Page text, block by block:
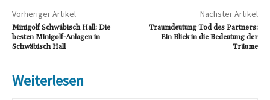
Vorheriger Artikel
Minigolf Schwäbisch Hall: Die
besten Minigolf-Anlagen in
Schwäbisch Hall
Nächster Artikel
Traumdeutung Tod des Partners:
Ein Blick in die Bedeutung der
Träume
Weiterlesen